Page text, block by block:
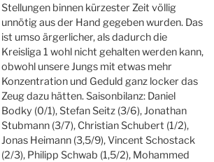
Stellungen binnen kürzester Zeit völlig
unnötig aus der Hand gegeben wurden. Das
ist umso ärgerlicher, als dadurch die
Kreisliga 1 wohl nicht gehalten werden kann,
obwohl unsere Jungs mit etwas mehr
Konzentration und Geduld ganz locker das
Zeug dazu hätten. Saisonbilanz: Daniel
Bodky (0/1), Stefan Seitz (3/6), Jonathan
Stubmann (3/7), Christian Schubert (1/2),
Jonas Heimann (3,5/9), Vincent Schostack
(2/3), Philipp Schwab (1,5/2), Mohammed